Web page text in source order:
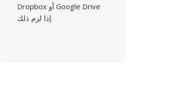
Dropbox أو Google Drive
إذا لزم ذلك.